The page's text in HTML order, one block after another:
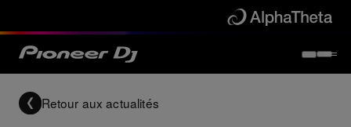
Retour aux actualités